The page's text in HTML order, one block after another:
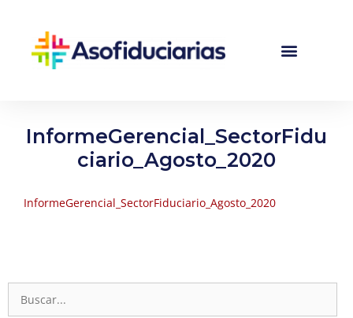
InformeGerencial_SectorFidu
ciario_Agosto_2020
InformeGerencial_SectorFiduciario_Agosto_2020